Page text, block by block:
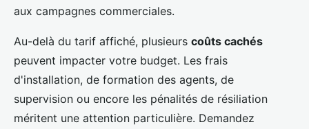
aux campagnes commerciales.
Au-delà du tarif affiché, plusieurs coûts cachés
peuvent impacter votre budget. Les frais
d'installation, de formation des agents, de
supervision ou encore les pénalités de résiliation
méritent une attention particulière. Demandez